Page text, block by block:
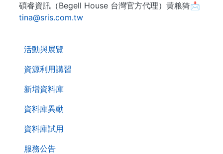
活動與展覽
資源利用講習
新增資料庫
資料庫異動
資料庫試用
服務公告
碩睿資訊（Begell House 台灣官方代理）黄粮猗📩
tina@sris.com.tw